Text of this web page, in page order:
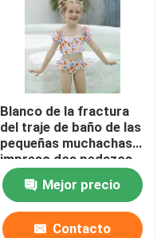
Blanco de la fractura
del traje de baño de las
pequeñas muchachas
impreso dos pedazos
de la muchacha del
traje de baño del
cordón del traje de
baño de la decoración
Mejor precio
Contacto